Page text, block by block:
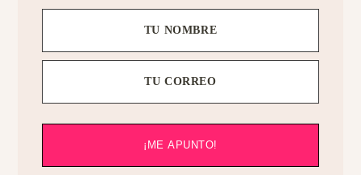
TU NOMBRE
TU CORREO
¡ME APUNTO!